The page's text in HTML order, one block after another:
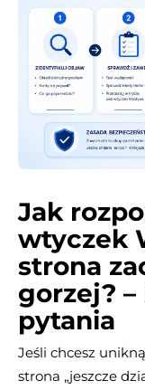
Jak
wtyczek
strona
gorzej?
pytania
Jeśli chcesz
strona „jeszcze